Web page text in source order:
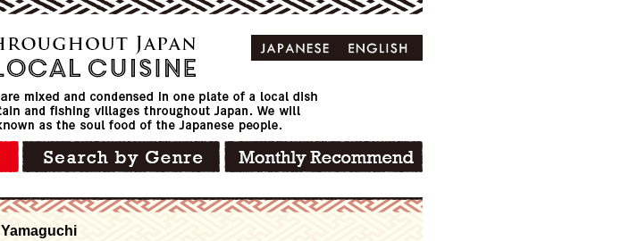
Yamaguchi